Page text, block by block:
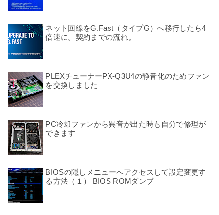
ネット回線をG.Fast（タイプG）へ移行したら4
倍速に。契約までの流れ。
PLEXチューナーPX-Q3U4の静音化のためファン
を交換しました
PC冷却ファンから異音が出た時も自分で修理が
できます
BIOSの隠しメニューへアクセスして設定変更す
る方法（１） BIOS ROMダンプ